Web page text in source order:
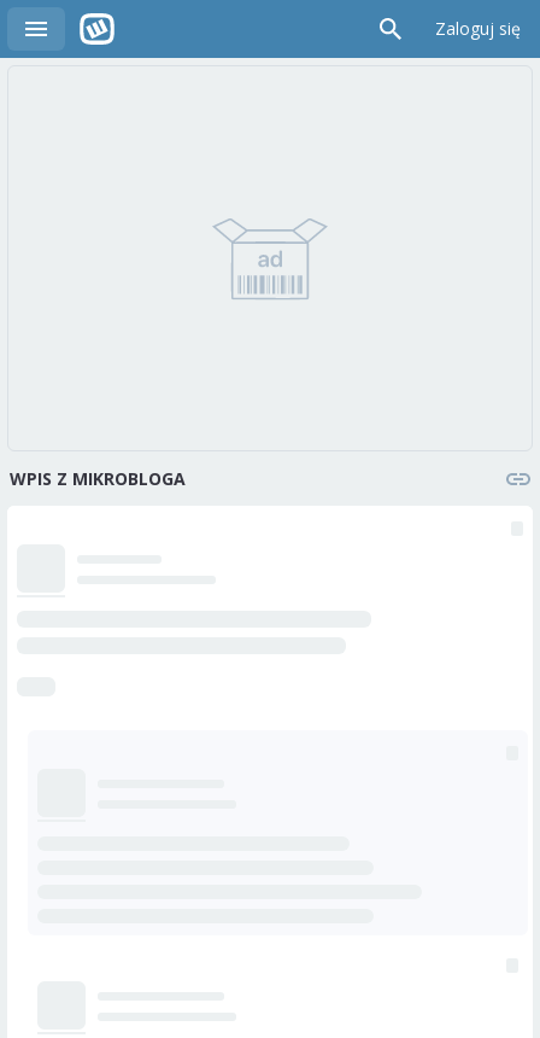
Zaloguj się
WPIS Z MIKROBLOGA